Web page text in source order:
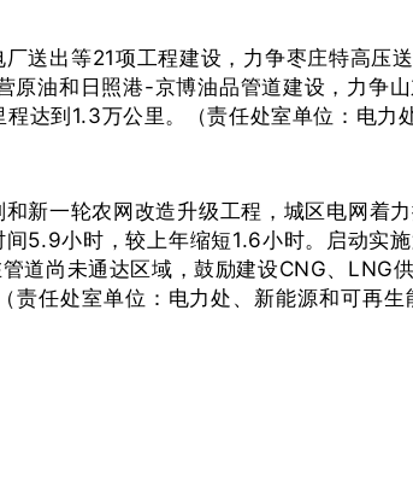
送出等21项工程建设，力争枣庄特高
油和日照港-京博油品管道建设，力争
达到1.3万公里。（责任处室单位：电力
新一轮农网改造升级工程，城区电网着
5.9小时，较上年缩短1.6小时。启动实
道尚未通达区域，鼓励建设CNG、LNG
任处室单位：电力处、新能源和可再